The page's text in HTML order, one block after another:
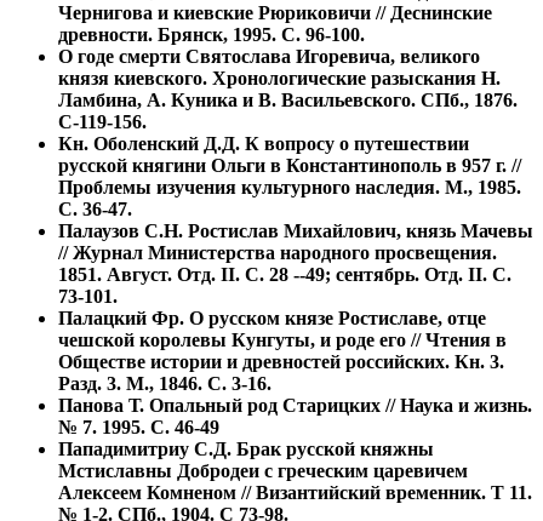
Чернигова и киевские Рюриковичи // Деснинские
древности. Брянск, 1995. С. 96-100.
О годе смерти Святослава Игоревича, великого
князя киевского. Хронологические разыскания Н.
Ламбина, А. Куника и В. Васильевского. СПб., 1876.
С-119-156.
Кн. Оболенский Д.Д. К вопросу о путешествии
русской княгини Ольги в Константинополь в 957 г. //
Проблемы изучения культурного наследия. М., 1985.
С. 36-47.
Палаузов С.Н. Ростислав Михайлович, князь Мачевы
// Журнал Министерства народного просвещения.
1851. Август. Отд. II. С. 28 --49; сентябрь. Отд. II. С.
73-101.
Палацкий Фр. О русском князе Ростиславе, отце
чешской королевы Кунгуты, и роде его // Чтения в
Обществе истории и древностей российских. Кн. 3.
Разд. 3. М., 1846. С. 3-16.
Панова Т. Опальный род Старицких // Наука и жизнь.
№ 7. 1995. С. 46-49
Пападимитриу С.Д. Брак русской княжны
Мстиславны Добродеи с греческим царевичем
Алексеем Комненом // Византийский временник. Т 11.
№ 1-2. СПб., 1904. С 73-98.